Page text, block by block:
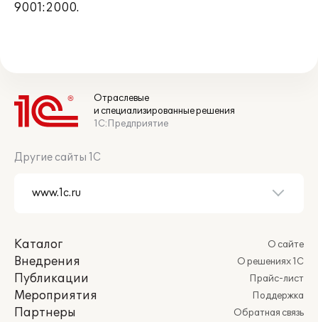
9001:2000.
Отраслевые
и специализированные решения
1С:Предприятие
Другие сайты 1С
Каталог
Внедрения
Публикации
Мероприятия
Партнеры
О сайте
О решениях 1С
Прайс-лист
Поддержка
Обратная связь